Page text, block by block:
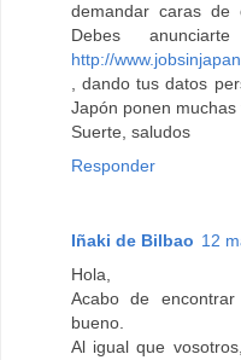
demandar caras de
Debes
http://
, dando tus datos
Japón ponen
Suerte, saludos
Responder
Iñaki de Bilbao 12
Hola,
Acabo de
bueno.
Al igual que